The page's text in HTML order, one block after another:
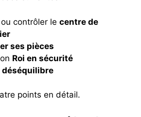
contrôler le centre de
ses pièces
Roi en sécurité
déséquilibre
points en détail.